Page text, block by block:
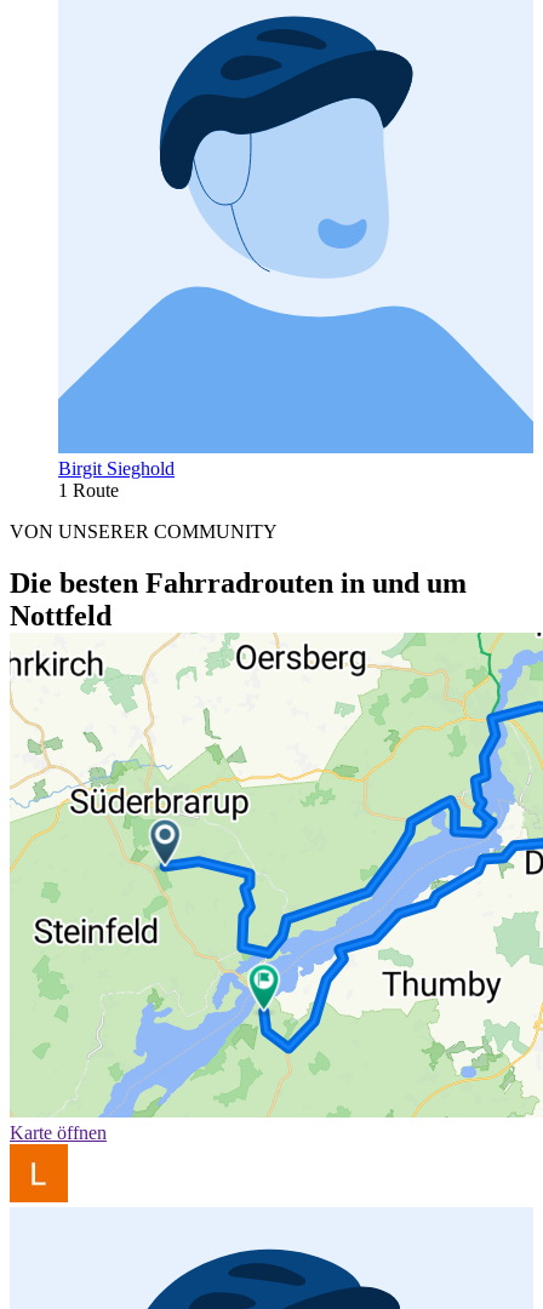
Birgit Sieghold
1 Route
VON UNSERER COMMUNITY
Die besten Fahrradrouten in und um
Nottfeld
Karte öffnen